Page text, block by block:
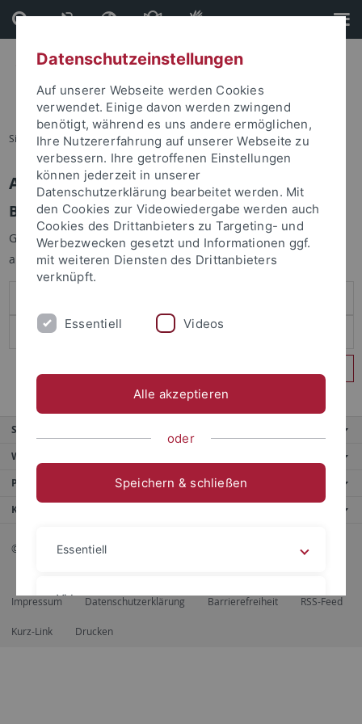
Direkt
zum
Inhalt
Direkt
zur
Fußleiste
Sie sind hier: Startseite
Anmelden
Benutzeranmeldung
Geben Sie Ihren Benutzernamen und Ihr Passwort an um sich
anzumelden:
Service
Weitere Angebote
Portale
Kontaktinfo
© 2026 Eberhard Karls Universität Tübingen, Tübingen
Impressum Datenschutzerklärung Barrierefreiheit RSS-Feed
Kurz-Link Drucken
Datenschutzeinstellungen
Auf unserer Webseite werden Cookies
verwendet. Einige davon werden zwingend
benötigt, während es uns andere ermöglichen,
Ihre Nutzererfahrung auf unserer Webseite zu
verbessern. Ihre getroffenen Einstellungen
können jederzeit in unserer
Datenschutzerklärung bearbeitet werden. Mit
den Cookies zur Videowiedergabe werden auch
Cookies des Drittanbieters zu Targeting- und
Werbezwecken gesetzt und Informationen ggf.
mit weiteren Diensten des Drittanbieters
verknüpft.
Essentiell Videos
Alle akzeptieren
oder
Speichern & schließen
Essentiell
Videos